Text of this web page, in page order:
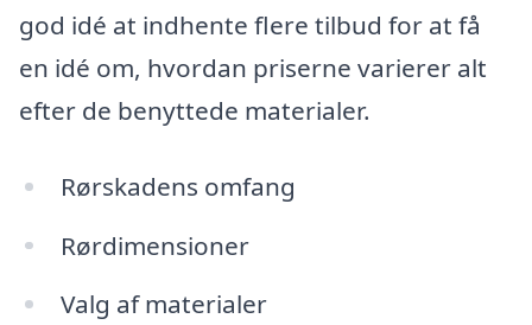
god idé at indhente flere tilbud for at få
en idé om, hvordan priserne varierer alt
efter de benyttede materialer.
Rørskadens omfang
Rørdimensioner
Valg af materialer